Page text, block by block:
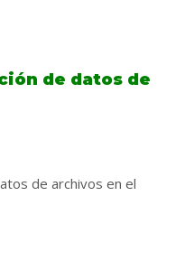
de datos de
de archivos en el